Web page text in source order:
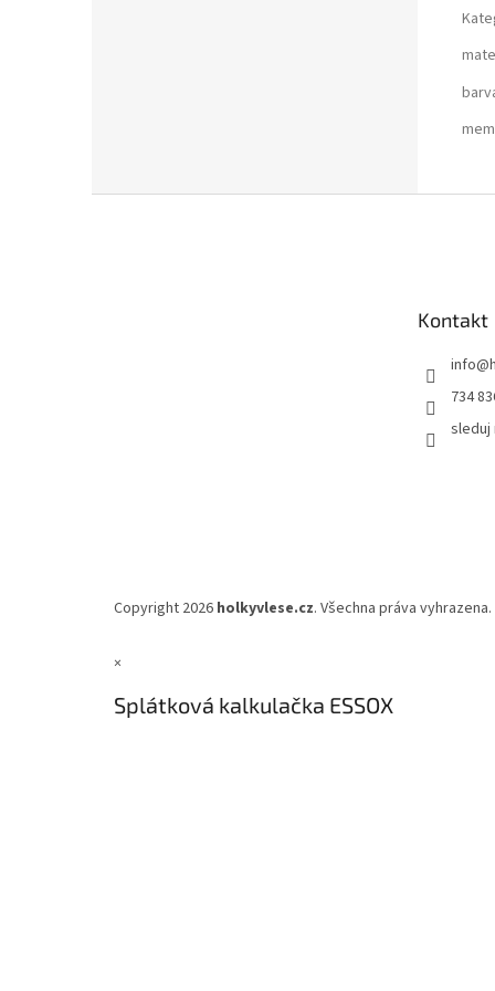
Kontakt
info@
734
sleduj
Copyright 2026 holkyvlese.cz. Všechna práva vyhrazena.
×
Splátková kalkulačka ESSOX